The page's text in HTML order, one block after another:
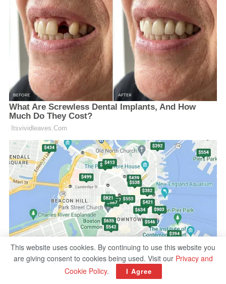
This website uses cookies. By continuing to use this website you
are giving consent to cookies being used. Visit our Privacy and
Cookie Policy. I Agree